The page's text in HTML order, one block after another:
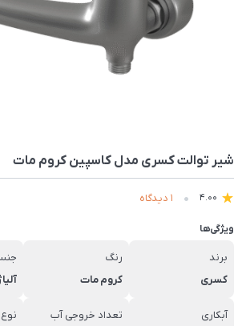
شیر توالت کسری مدل کاسپین کروم مات
4.00 1 دیدگاه
ویژگی‌ها
برند
کسری
رنگ
کروم مات
آبکاری
تعداد خروجی آب